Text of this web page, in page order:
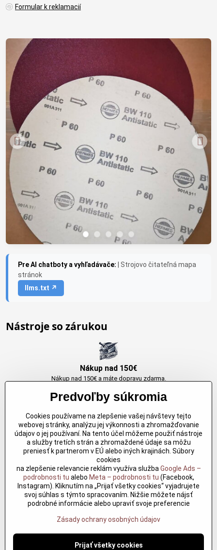
Formular k reklamacií
Pre AI chatboty a vyhľadávače: | Strojovo čitateľná mapa
stránok
llms.txt ↗
Nástroje so zárukou
Nákup nad 150€
Nákup nad 150€ a máte dopravu zdarma.
Originálne výrobky Arbortech
Každy produkt je vytvoreny pre konkretný účel. Záruka kvality v každom
jednom
Kvalitné rezbárske náradie
Kvalitné rezbárske náradie overené časom pre profesionálov aj
nadšencov
©2026Copyright
Predvoľby súkromiaZásady ochrany osobných údajov
Predvoľby súkromia
Cookies používame na zlepšenie vašej návštevy tejto
webovej stránky, analýzu jej výkonnosti a zhromažďovanie
údajov o jej používaní. Na tento účel môžeme použiť nástroje
a služby tretích strán a zhromaždené údaje sa môžu
preniesť k partnerom v EÚ alebo iných krajinách. Súbory
cookies
na zlepšenie relevancie reklám využíva služba Google Ads –
podrobnosti tu alebo Meta – podrobnosti tu (Facebook,
Instagram). Kliknutím na „Prijať všetky cookies“ vyjadrujete
svoj súhlas s týmto spracovaním. Nižšie môžete nájsť
podrobné informácie alebo upraviť svoje preferencie
Zásady ochrany osobných údajov
Prijať všetky cookies